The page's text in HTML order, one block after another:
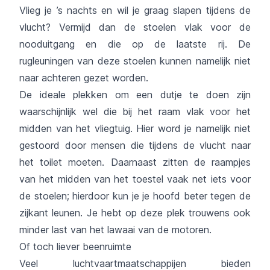
Vlieg je ’s nachts en wil je graag slapen tijdens de
vlucht? Vermijd dan de stoelen vlak voor de
nooduitgang en die op de laatste rij. De
rugleuningen van deze stoelen kunnen namelijk niet
naar achteren gezet worden.
De ideale plekken om een dutje te doen zijn
waarschijnlijk wel die bij het raam vlak voor het
midden van het vliegtuig. Hier word je namelijk niet
gestoord door mensen die tijdens de vlucht naar
het toilet moeten. Daarnaast zitten de raampjes
van het midden van het toestel vaak net iets voor
de stoelen; hierdoor kun je je hoofd beter tegen de
zijkant leunen. Je hebt op deze plek trouwens ook
minder last van het lawaai van de motoren.
Of toch liever beenruimte
Veel luchtvaartmaatschappijen bieden